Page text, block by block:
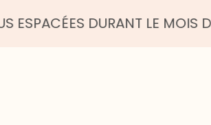
DURANT LE MOIS